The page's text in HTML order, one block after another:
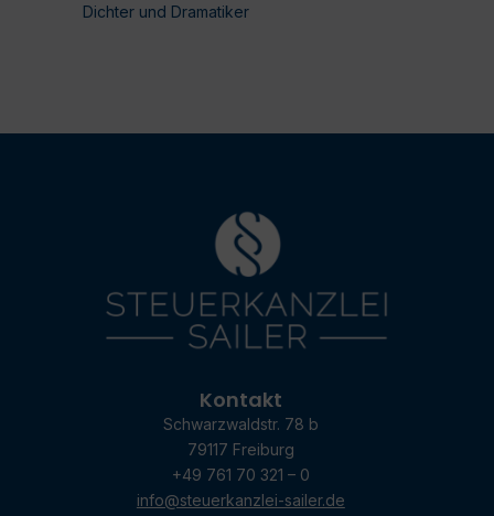
Dichter und Dramatiker
Kontakt
Schwarzwaldstr. 78 b
79117 Freiburg
+49 761 70 321 – 0
info@steuerkanzlei-sailer.de